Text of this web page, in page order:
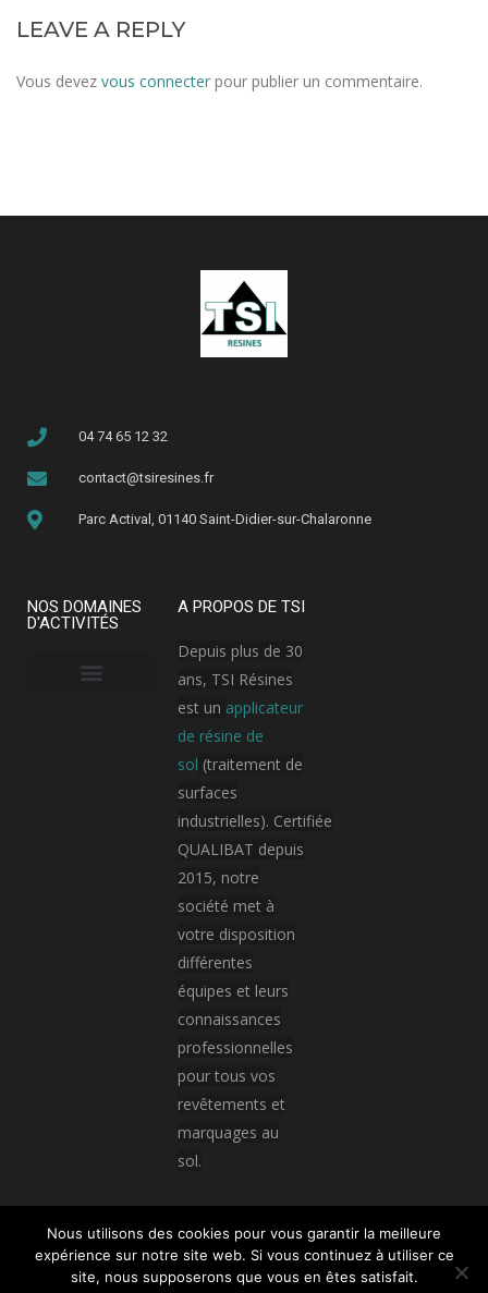
LEAVE A REPLY
Vous devez vous connecter pour publier un commentaire.
04 74 65 12 32
contact@tsiresines.fr
Parc Actival, 01140 Saint-Didier-sur-Chalaronne
NOS DOMAINES
D'ACTIVITÉS
A PROPOS DE TSI
Depuis plus de 30
ans, TSI Résines
est un applicateur
de résine de
sol (traitement de
surfaces
industrielles). Certifiée
QUALIBAT depuis
2015, notre
société met à
votre disposition
différentes
équipes et leurs
connaissances
professionnelles
pour tous vos
revêtements et
marquages au
sol.
© All rights reserved
Nous utilisons des cookies pour vous garantir la meilleure
expérience sur notre site web. Si vous continuez à utiliser ce
site, nous supposerons que vous en êtes satisfait.